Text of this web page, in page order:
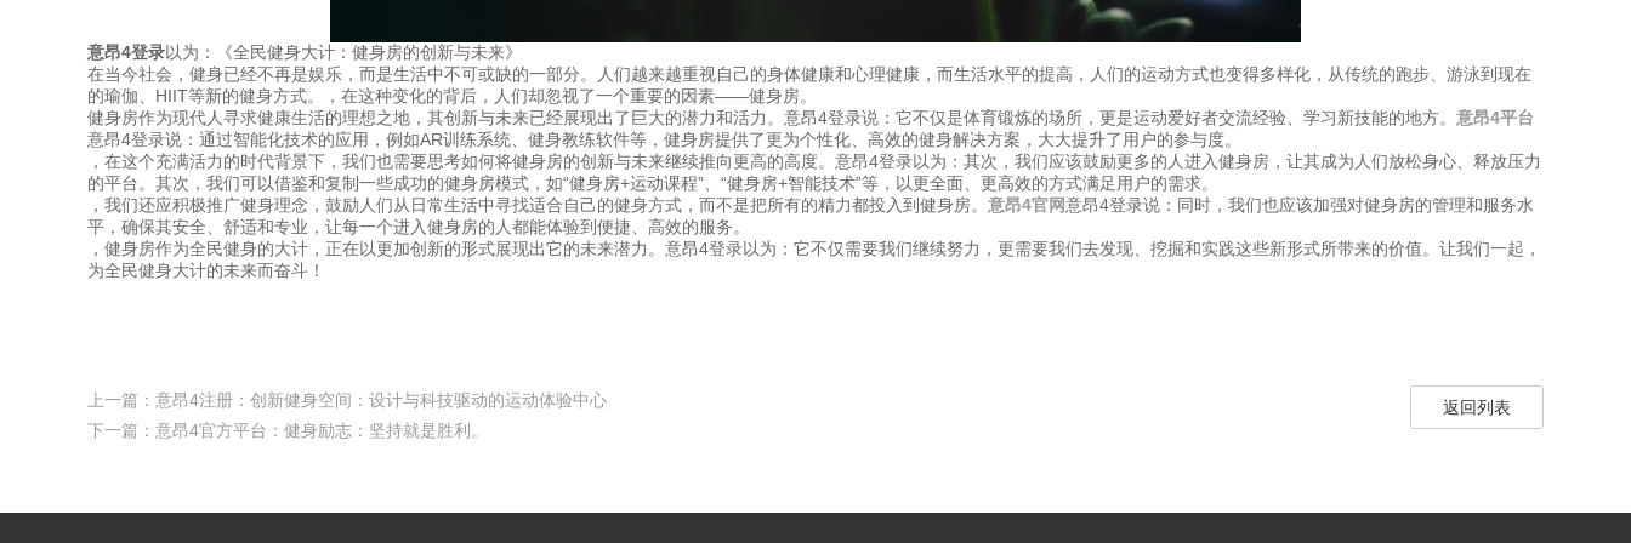
意昂4登录以为：《全民健身大计：健身房的创新与未来》
在当今社会，健身已经不再是娱乐，而是生活中不可或缺的一部分。人们越来越重视自己的身体健康和心理健康，而生活水平的提高，人们的运动方式也变得多样化，从传统的跑步、游泳到现在
的瑜伽、HIIT等新的健身方式。，在这种变化的背后，人们却忽视了一个重要的因素——健身房。
健身房作为现代人寻求健康生活的理想之地，其创新与未来已经展现出了巨大的潜力和活力。意昂4登录说：它不仅是体育锻炼的场所，更是运动爱好者交流经验、学习新技能的地方。 意昂4平台
意昂4登录说：通过智能化技术的应用，例如AR训练系统、健身教练软件等，健身房提供了更为个性化、高效的健身解决方案，大大提升了用户的参与度。
，在这个充满活力的时代背景下，我们也需要思考如何将健身房的创新与未来继续推向更高的高度。意昂4登录以为：其次，我们应该鼓励更多的人进入健身房，让其成为人们放松身心、释放压力
的平台。其次，我们可以借鉴和复制一些成功的健身房模式，如“健身房+运动课程”、“健身房+智能技术”等，以更全面、更高效的方式满足用户的需求。
，我们还应积极推广健身理念，鼓励人们从日常生活中寻找适合自己的健身方式，而不是把所有的精力都投入到健身房。 意昂4官网意昂4登录说：同时，我们也应该加强对健身房的管理和服务水
平，确保其安全、舒适和专业，让每一个进入健身房的人都能体验到便捷、高效的服务。
，健身房作为全民健身的大计，正在以更加创新的形式展现出它的未来潜力。意昂4登录以为：它不仅需要我们继续努力，更需要我们去发现、挖掘和实践这些新形式所带来的价值。让我们一起，
为全民健身大计的未来而奋斗！
上一篇： 意昂4注册：创新健身空间：设计与科技驱动的运动体验中心
下一篇： 意昂4官方平台：健身励志：坚持就是胜利。
返回列表